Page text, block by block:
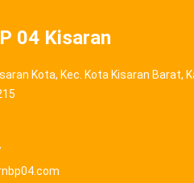
04 Kisaran
Kota, Kec. Kota Kisaran Barat,